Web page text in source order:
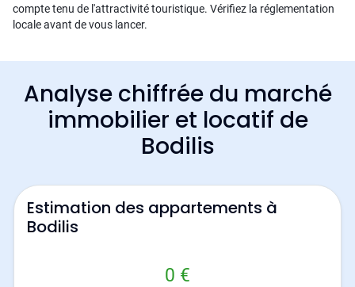
compte tenu de l'attractivité touristique. Vérifiez la réglementation
locale avant de vous lancer.
Analyse chiffrée du marché
immobilier et locatif de
Bodilis
Estimation des appartements à
Bodilis
0 €